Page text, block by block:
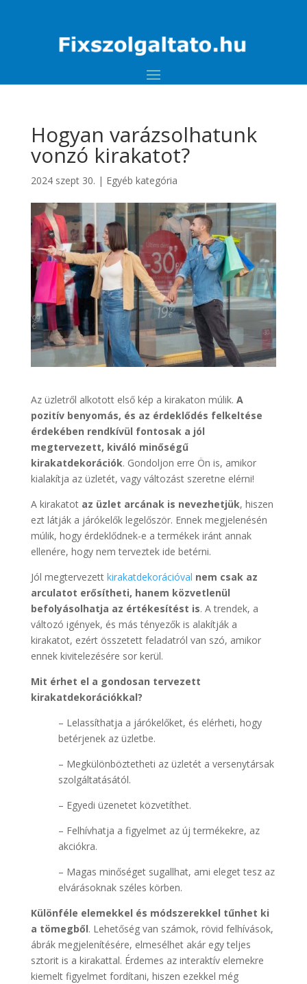
Hogyan varázsolhatunk
vonzó kirakatot?
2024 szept 30. | Egyéb kategória
Az üzletről alkotott első kép a kirakaton múlik. A
pozitív benyomás, és az érdeklődés felkeltése
érdekében rendkívül fontosak a jól
megtervezett, kiváló minőségű
kirakatdekorációk. Gondoljon erre Ön is, amikor
kialakítja az üzletét, vagy változást szeretne elérni!
A kirakatot az üzlet arcának is nevezhetjük, hiszen
ezt látják a járókelők legelőször. Ennek megjelenésén
múlik, hogy érdeklődnek-e a termékek iránt annak
ellenére, hogy nem terveztek ide betérni.
Jól megtervezett kirakatdekorációval nem csak az
arculatot erősítheti, hanem közvetlenül
befolyásolhatja az értékesítést is. A trendek, a
változó igények, és más tényezők is alakítják a
kirakatot, ezért összetett feladatról van szó, amikor
ennek kivitelezésére sor kerül.
Mit érhet el a gondosan tervezett
kirakatdekorációkkal?
– Lelassíthatja a járókelőket, és elérheti, hogy
betérjenek az üzletbe.
– Megkülönböztetheti az üzletét a versenytársak
szolgáltatásától.
– Egyedi üzenetet közvetíthet.
– Felhívhatja a figyelmet az új termékekre, az
akciókra.
– Magas minőséget sugallhat, ami eleget tesz az
elvárásoknak széles körben.
Különféle elemekkel és módszerekkel tűnhet ki
a tömegből. Lehetőség van számok, rövid felhívások,
ábrák megjelenítésére, elmesélhet akár egy teljes
sztorit is a kirakattal. Érdemes az interaktív elemekre
kiemelt figyelmet fordítani, hiszen ezekkel még